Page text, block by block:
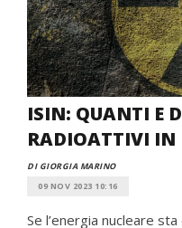
ISIN: QUANTI E
RADIOATTIVI
DI GIORGIA MARINO
09 NOV 2023 10:16
Se l’energia nucleare